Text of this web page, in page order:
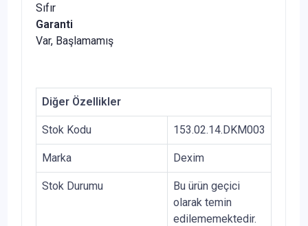
Sıfır
Garanti
Var, Başlamamış
Diğer Özellikler
Stok Kodu 153.02.14.DKM003
Marka Dexim
Stok Durumu
Bu ürün geçici
olarak temin
edilememektedir.